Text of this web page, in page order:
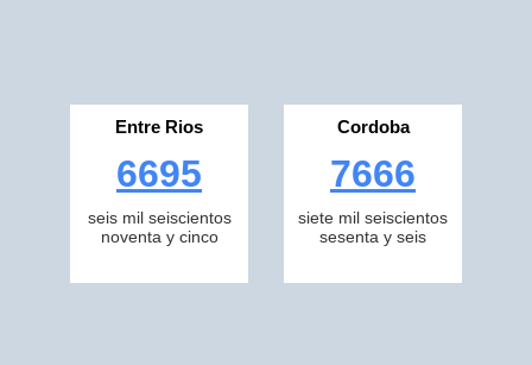
Entre Rios
6695
seis mil seiscientos
noventa y cinco
Cordoba
7666
siete mil seiscientos
sesenta y seis